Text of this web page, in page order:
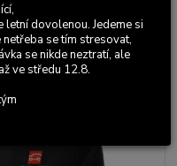
dovolenou. Jedeme si
se tím stresovat,
se nikde neztratí, ale
ve středu 12.8.